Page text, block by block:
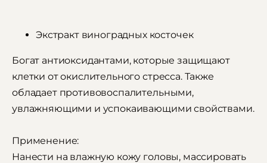
Экстракт виноградных косточек
Богат антиоксидантами, которые защищают
клетки от окислительного стресса. Также
обладает противовоспалительными,
увлажняющими и успокаивающими свойствами.
Применение:
Нанести на влажную кожу головы, массировать